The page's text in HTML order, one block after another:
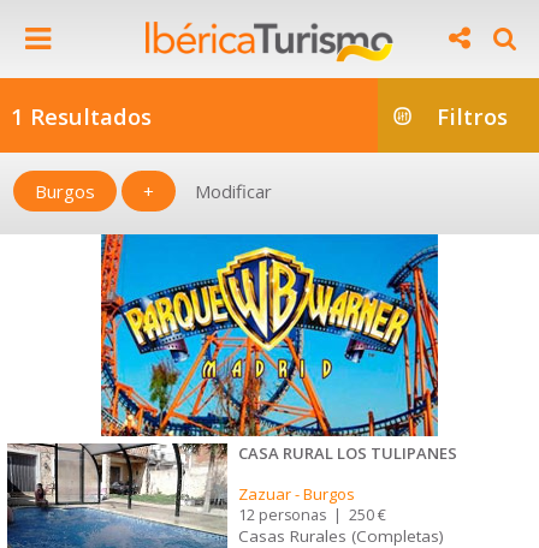
1 Resultados Filtros
Burgos + Modificar
CASA RURAL LOS TULIPANES
Zazuar-Burgos
12 personas | 250 €
Casas Rurales (Completas)